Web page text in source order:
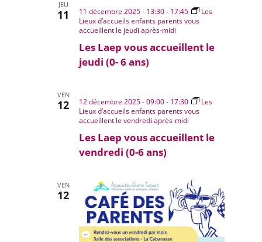
JEU
11
Les Laep vous accueillent le
jeudi (0- 6 ans)
11 décembre 2025 - 13:30- 17:45
Les
Lieux d’accueils enfants parents vous
accueillent le jeudi après-midi
VEN
12
Les Laep vous accueillent le
vendredi (0-6 ans)
12 décembre 2025 - 09:00- 17:30
Les
Lieux d’accueils enfants parents vous
accueillent le vendredi après-midi
VEN
12